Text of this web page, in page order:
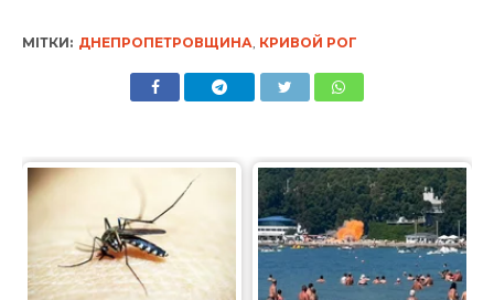
МІТКИ: ДНЕПРОПЕТРОВЩИНА КРИВОЙ РОГ